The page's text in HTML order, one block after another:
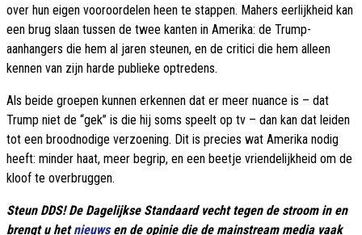
over hun eigen vooroordelen heen te stappen. Mahers eerlijkheid kan
een brug slaan tussen de twee kanten in Amerika: de Trump-
aanhangers die hem al jaren steunen, en de critici die hem alleen
kennen van zijn harde publieke optredens.
Als beide groepen kunnen erkennen dat er meer nuance is – dat
Trump niet de “gek” is die hij soms speelt op tv – dan kan dat leiden
tot een broodnodige verzoening. Dit is precies wat Amerika nodig
heeft: minder haat, meer begrip, en een beetje vriendelijkheid om de
kloof te overbruggen.
Steun DDS! De Dagelijkse Standaard vecht tegen de stroom in en
brengt u hetnieuwsen de opinie die de mainstream media vaak